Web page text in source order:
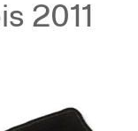
2011